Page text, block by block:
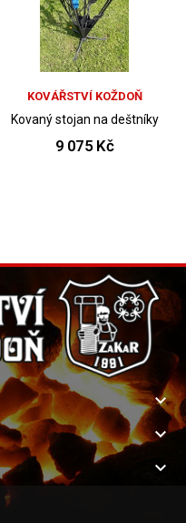
KOVÁŘSTVÍ KOŽDOŇ
Kovaný stojan na deštníky
9 075 Kč
keyboard_arrow_down
keyboard_arrow_down
keyboard_arrow_down